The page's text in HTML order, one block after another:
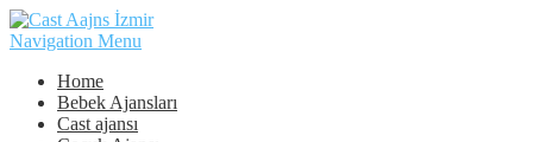
Navigation Menu
Home
Bebek Ajansları
Cast ajansı